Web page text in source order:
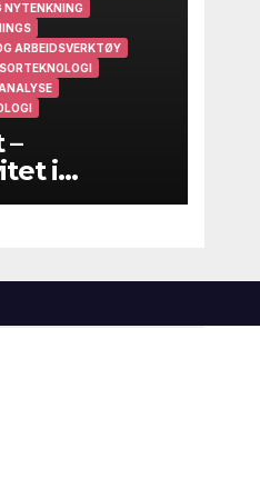
NYTENKNING
ARBEIDSVERKTØY
–
i
– På